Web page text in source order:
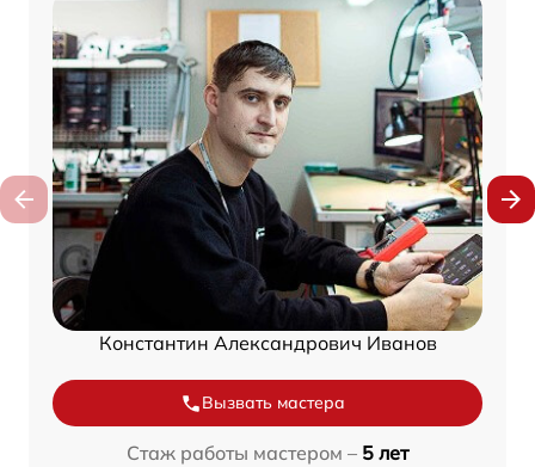
Константин Александрович Иванов
Вызвать мастера
Стаж работы мастером – 5 лет